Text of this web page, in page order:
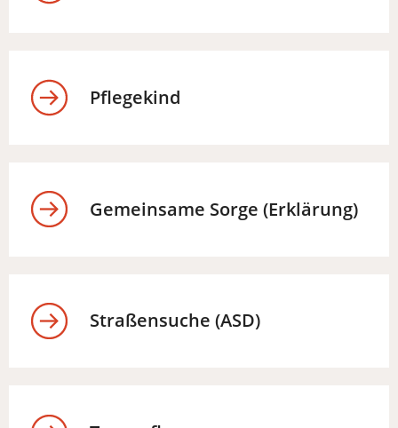
Pflegekind
Gemeinsame Sorge (Erklärung)
Straßensuche (ASD)